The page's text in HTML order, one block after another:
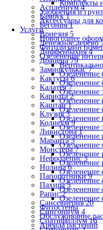
Комплекты
Удобрения и
Аксессуары для
Услуги
Новогоднее
Фитодизайн
Озеленение
Озеленение
Озеленение
Озеленение
Озеленение
Озеленение
Озеленение
Озеленение
Озеленение
Озеленение
Озеленение
Озеленение
Озеленение
Озеленение
Озеленение
Озеленение
Фитостены
Обслуживание
Аренда растений
Асплениум 4
Бамбук 1
Бегония 1
Вриезия 5
Денежное дерево
Диффенбахия 4
Драцена 79
Замиокулькас 7
Кактусы 6
Калатея 7
Кариота 2
Каштан 1
Клузия 3
Кодиеум 9
Ливистона 1
Маранта 3
Монстера 7
Нефролепис 3
Нолина 6
Папоротники 9
Пахира 5
Рапис 2
Сансевиерия 20
Сингониум 4
Спатифиллум 16